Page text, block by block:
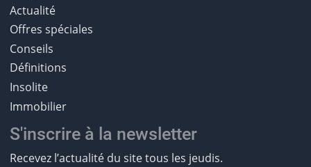
Actualité
Offres spéciales
Conseils
Définitions
Insolite
Immobilier
S'inscrire à la newsletter
Recevez l’actualité du site tous les jeudis.